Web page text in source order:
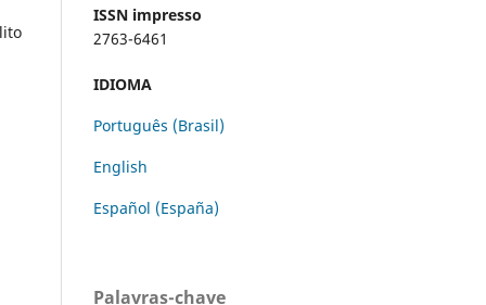
ISSN impresso
2763-6461
IDIOMA
Português (Brasil)
English
Español (España)
Palavras-chave